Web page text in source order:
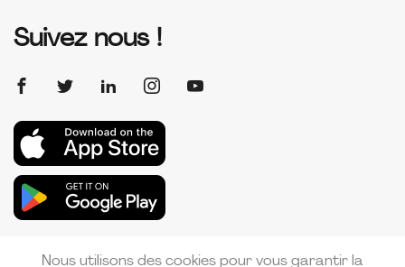
Suivez nous !
Nous utilisons des cookies pour vous garantir la